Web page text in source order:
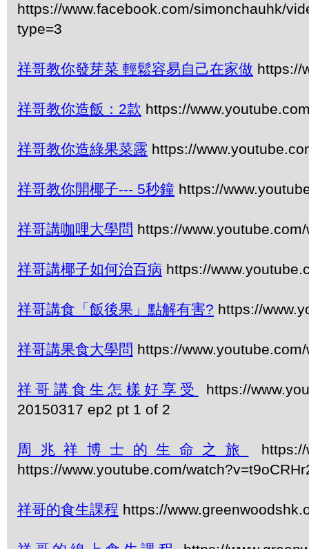
https://www.facebook.com/simonchauhk/
type=3
祥哥教你發芽菜 輕鬆容易自己在家做 https://
祥哥教你造飯：2款 https://
祥哥教你造綠果菜露 https://
祥哥教你開椰子--- 5秒鐘 https://
祥哥講咖哩大學問 https://
祥哥講椰子如何治百病 https://
祥哥講食「飯後果」點解有害? https://
祥哥講果食大學問 https://
祥哥講食生怎樣好享受
https://
20150317 ep2 pt 1 of 2
周兆祥博士的生命之旅
https://
https://www.youtube.com/
祥哥的食生課程 https://